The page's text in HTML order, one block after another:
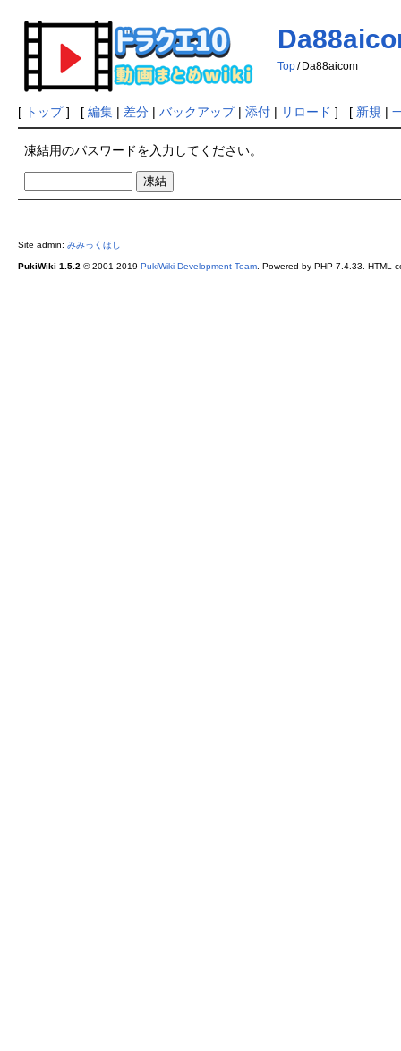
Top / Da88aicom
[ トップ] [ 編集| 差分| バックアップ| 添付| リロード ] [ 新規 |
凍結用のパスワードを入力してください。
Site admin: みみっくほし
PukiWiki 1.5.2© 2001-2019 PukiWiki Development Team. Powered by PHP 7.4.33. HTML